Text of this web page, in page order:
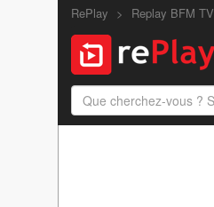
RePlay Replay BFM TV